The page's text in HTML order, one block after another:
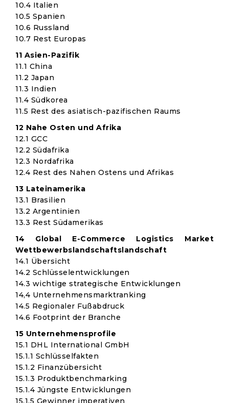
10.4 Italien
10.5 Spanien
10.6 Russland
10.7 Rest Europas
11 Asien-Pazifik
11.1 China
11.2 Japan
11.3 Indien
11.4 Südkorea
11.5 Rest des asiatisch-pazifischen Raums
12 Nahe Osten und Afrika
12.1 GCC
12.2 Südafrika
12.3 Nordafrika
12.4 Rest des Nahen Ostens und Afrikas
13 Lateinamerika
13.1 Brasilien
13.2 Argentinien
13.3 Rest Südamerikas
14 Global E-Commerce Logistics Market
Wettbewerbslandschaftslandschaft
14.1 Übersicht
14.2 Schlüsselentwicklungen
14.3 wichtige strategische Entwicklungen
14,4 Unternehmensmarktranking
14.5 Regionaler Fußabdruck
14.6 Footprint der Branche
15 Unternehmensprofile
15.1 DHL International GmbH
15.1.1 Schlüsselfakten
15.1.2 Finanzübersicht
15.1.3 Produktbenchmarking
15.1.4 Jüngste Entwicklungen
15.1.5 Gewinner imperativen